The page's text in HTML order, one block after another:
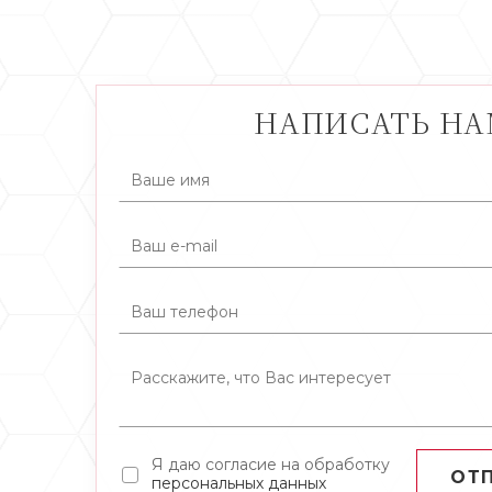
НАПИСАТЬ
Я даю согласие на обработку
персональных данных